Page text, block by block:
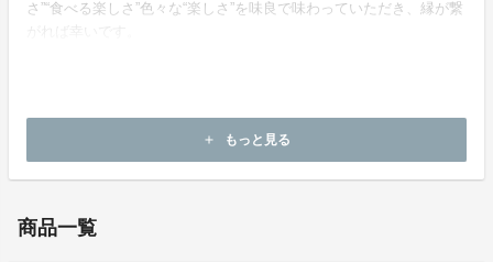
さ”“食べる楽しさ”色々な“楽しさ”を味良で味わっていただき、縁が繋
add もっと見る
商品一覧